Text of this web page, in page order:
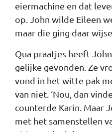
eiermachine en dat
op. John wilde Eileen
maar die ging daar
Qua praatjes heeft
gelijke gevonden. Ze
vond in het witte pak
van niet. ‘Nou, dan
counterde Karin. Maar
met het samenstellen